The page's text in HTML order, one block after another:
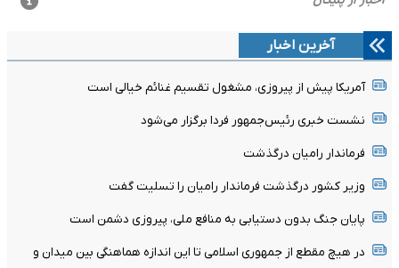
آخرین اخبار
آمریکا پیش از پیروزی، مشغول تقسیم غنائم خیالی است
نشست خبری رئیس‌جمهور فردا برگزار می‌شود
فرماندار رامیان درگذشت
وزیر کشور درگذشت فرماندار رامیان را تسلیت گفت
پایان جنگ بدون دستیابی به منافع ملی، پیروزی دشمن است
در هیچ مقطع از جمهوری اسلامی تا این اندازه هماهنگی بین میدان و